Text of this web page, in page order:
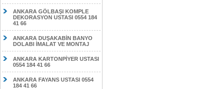
ANKARA GÖLBAŞI KOMPLE
DEKORASYON USTASI 0554 184
41 66
ANKARA DUŞAKABİN BANYO
DOLABI İMALAT VE MONTAJ
ANKARA KARTONPİYER USTASI
0554 184 41 66
ANKARA FAYANS USTASI 0554
184 41 66